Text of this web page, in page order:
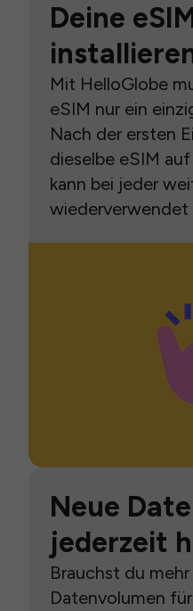
Deine
Mit HelloGlobe
eSIM nur ein
Nach der ersten
dieselbe eSIM
kann bei jeder
wiederverwendet
Neue
jederzeit
Brauchst du
Datenvolumen